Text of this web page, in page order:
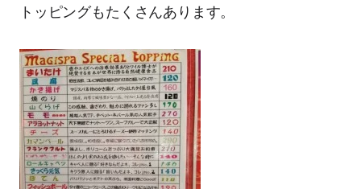
トッピングもたくさんあります。